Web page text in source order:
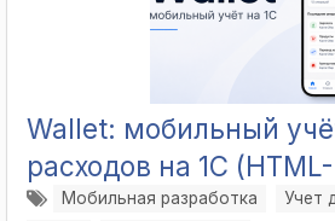
Wallet: мобильный
расходов на 1С
Мобильная разработка
Учет